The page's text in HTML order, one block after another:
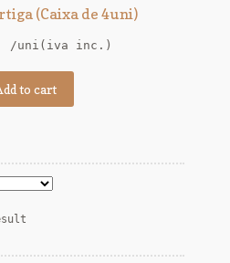
(Caixa de 4uni)
/uni(iva inc.)
to cart